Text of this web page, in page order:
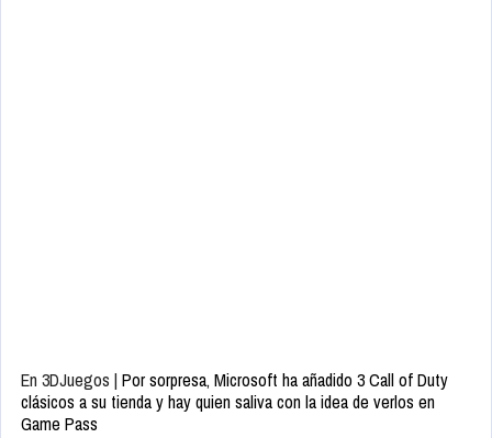
En 3DJuegos | Por sorpresa, Microsoft ha añadido 3 Call of Duty
clásicos a su tienda y hay quien saliva con la idea de verlos en
Game Pass